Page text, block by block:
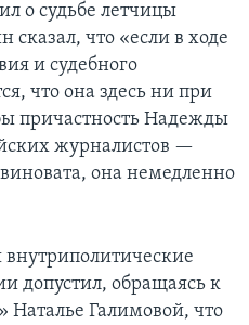
о судьбе летчицы
что «если в ходе
и судебного
что она здесь ни при
причастность Надежды
журналистов —
она немедленно
допустил, обращаясь к
Наталье Галимовой, что